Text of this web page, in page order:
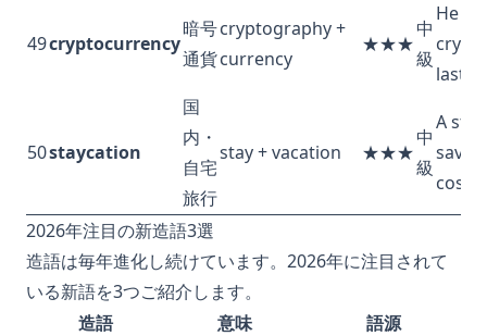
49cryptocurrency
暗号
通貨
cryptography +
currency
★★★
中
級
He
last
50staycation
国
内・
自宅
旅行
stay + vacation ★★★
中
級
A
costs.
2026年注目の新造語3選
造語は毎年進化し続けています。2026年に注目されて
いる新語を3つご紹介します。
造語
意味 語源